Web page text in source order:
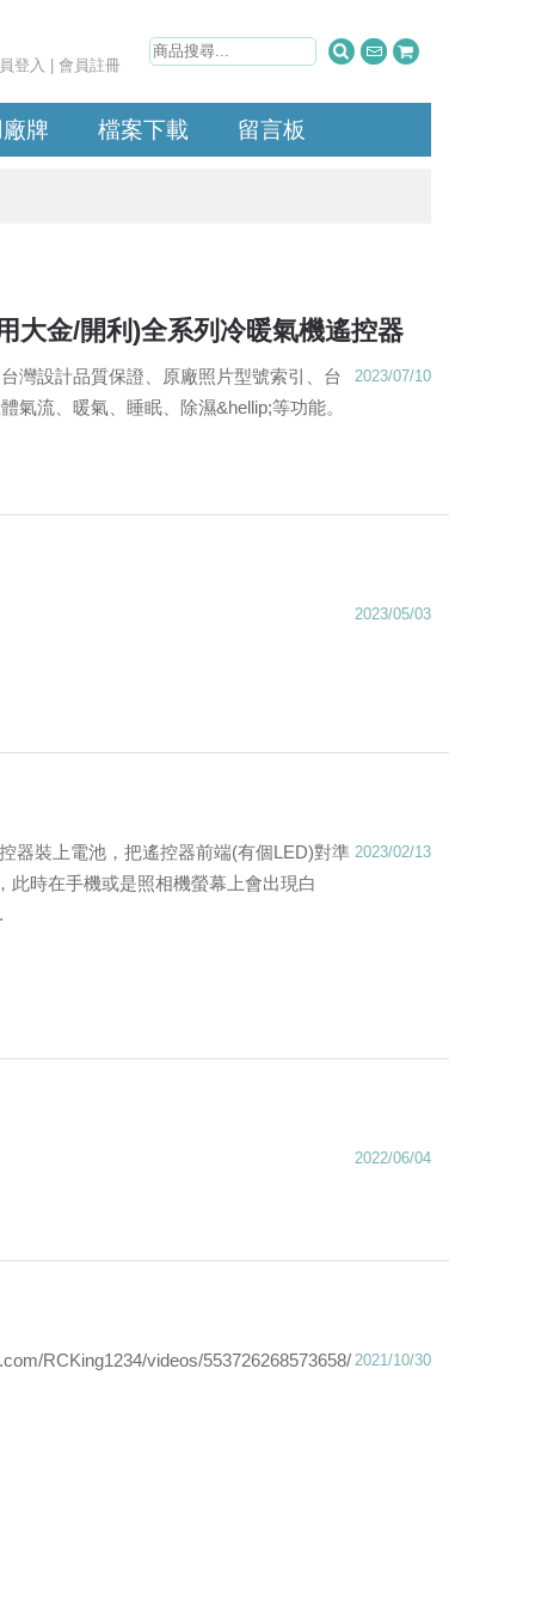
登入 |會員註冊
牌 檔案下載 留言板
大金/開利)全系列冷暖氣機遙控器
2023/07/10
灣設計品質保證、原廠照片型號索引、台
氣流、暖氣、睡眠、除濕&hellip;等功能。
2023/05/03
2023/02/13
器裝上電池，把遙控器前端(有個LED)對準
此時在手機或是照相機螢幕上會出現白
2022/06/04
2021/10/30
RCKing1234/videos/553726268573658/